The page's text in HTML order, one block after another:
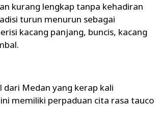
kurang lengkap tanpa kehadiran
turun menurun sebagai
kacang panjang, buncis, kacang
dari Medan yang kerap kali
memiliki perpaduan cita rasa tauco